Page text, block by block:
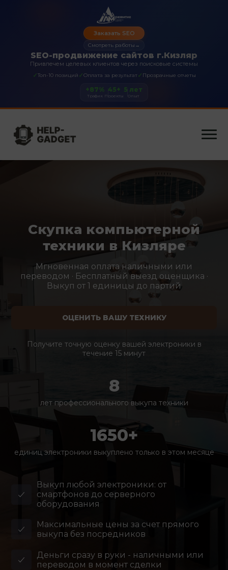
SEO-продвижение сайтов г.Кизляр
Привлечем целевых клиентов через поисковые системы
✓Топ-10 позиций ✓Оплата за результат✓ Прозрачные отчеты
Заказать SEO
Смотреть работы →
+87%
Трафик
45+
Проекты
5 лет
Опыт
Скупка компьютерной
техники в Кизляре
Мгновенная оплата наличными или
переводом · Бесплатный выезд оценщика ·
Выкуп от 1 единицы до партий
ОЦЕНИТЬ ВАШУ ТЕХНИКУ
Получите точную оценку вашей электроники в
течение 15 минут
8
лет профессионального выкупа техники
1650+
единиц электроники выкуплено только в этом месяце
Выкуп любой электроники: от
смартфонов до серверного
оборудования
Максимальные цены за счет прямого
выкупа без посредников
Деньги сразу в руки - наличными или
переводом в момент сделки